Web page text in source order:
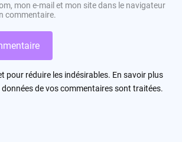
mon e-mail et mon site dans le navigateur
commentaire.
pour réduire les indésirables. En savoir plus
de vos commentaires sont traitées.